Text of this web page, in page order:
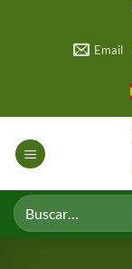
Email
Buscar
por: